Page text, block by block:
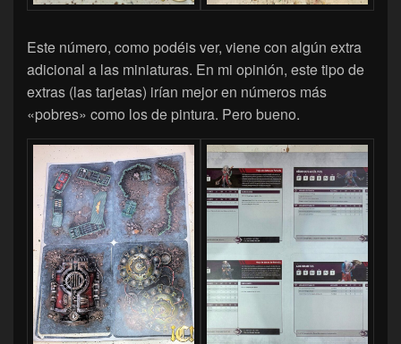
Este número, como podéis ver, viene con algún extra
adicional a las miniaturas. En mi opinión, este tipo de
extras (las tarjetas) irían mejor en números más
«pobres» como los de pintura. Pero bueno.